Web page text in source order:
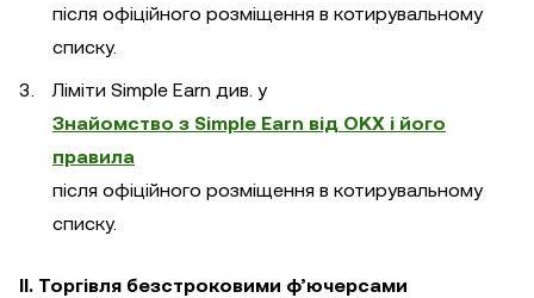
після офіційного розміщення в котирувальному
списку.
Ліміти Simple Earn див. у
Знайомство з Simple Earn від OKX і його
правила
після офіційного розміщення в котирувальному
списку.
II. Торгівля безстроковими ф’ючерсами